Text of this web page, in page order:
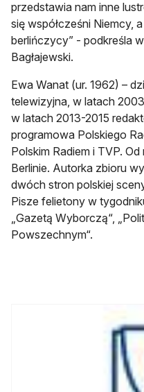
przedstawia nam inne
się współcześni Niemcy,
berlińczycy” - podkreśla
Bagłajewski.
Ewa Wanat (ur. 1962) –
telewizyjna, w latach
w latach 2013-2015
programowa Polskiego
Polskim Radiem i TVP.
Berlinie. Autorka zbioru
dwóch stron polskiej
Pisze felietony w
„Gazetą Wyborczą“,
Powszechnym“.